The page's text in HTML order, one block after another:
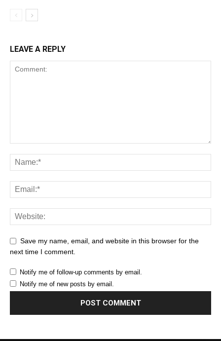
LEAVE A REPLY
Save my name, email, and website in this browser for the
next time I comment.
Notify me of follow-up comments by email.
Notify me of new posts by email.